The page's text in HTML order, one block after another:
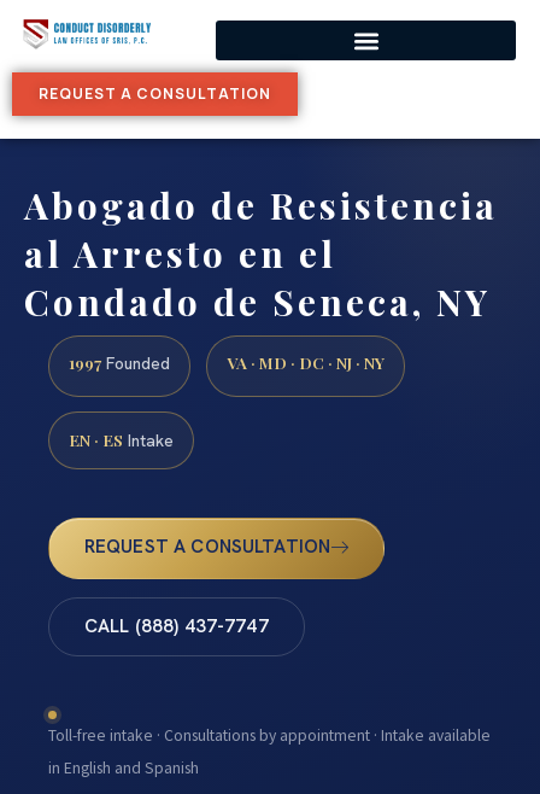
REQUEST A CONSULTATION
Abogado de Resistencia
al Arresto en el
Condado de Seneca, NY
1997 Founded VA · MD · DC · NJ · NY
EN · ES Intake
REQUEST A CONSULTATION
CALL (888) 437-7747
Toll-free intake · Consultations by appointment · Intake available
in English and Spanish